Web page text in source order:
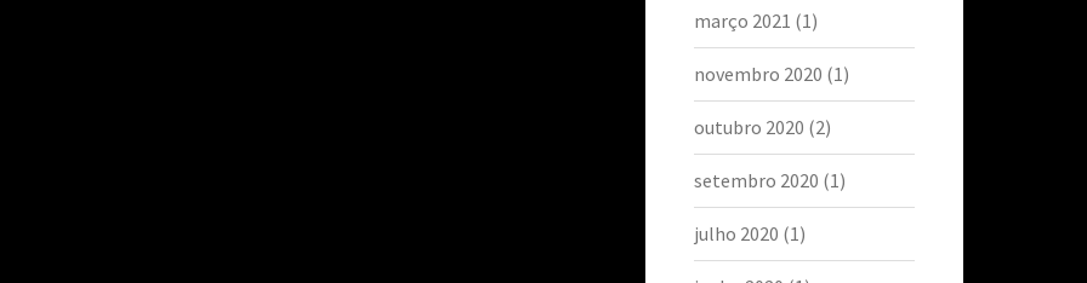
março 2021 (1)
novembro 2020 (1)
outubro 2020 (2)
setembro 2020 (1)
julho 2020 (1)